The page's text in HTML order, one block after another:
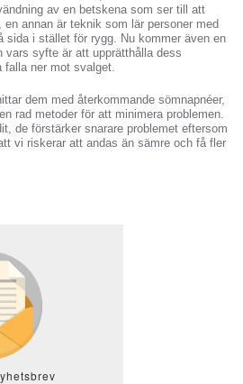
av en betskena som ser till att
annan är teknik som lär personer med
sida i stället för rygg. Nu kommer även en
vars syfte är att upprätthålla dess
ner mot svalget.
dem med återkommande sömnapnéer,
rad metoder för att minimera problemen.
de förstärker snarare problemet eftersom
vi riskerar att andas än sämre och få fler